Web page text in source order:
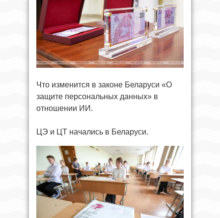
Что изменится в законе Беларуси «О
защите персональных данных» в
отношении ИИ.
ЦЭ и ЦТ начались в Беларуси.